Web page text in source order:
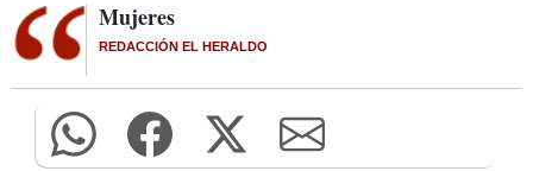
Mujeres
REDACCIÓN EL HERALDO